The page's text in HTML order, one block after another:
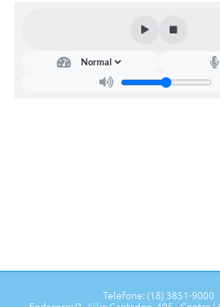
Telefone: (18) 3851-9000